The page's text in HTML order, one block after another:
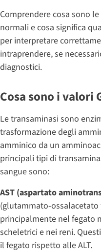
Comprendere cosa sono
normali e cosa significa
per interpretare
intraprendere, se
diagnostici.
Cosa sono i valori
Le transaminasi sono
trasformazione degli
amminico da un
principali tipi di
sangue sono:
AST (aspartato
(glutammato-
principalmente nel fegato
scheletrici e nei reni.
il fegato rispetto alle ALT.